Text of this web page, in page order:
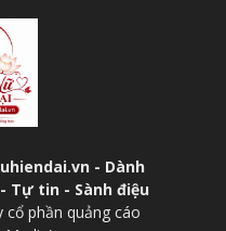
- Dành
Tự tin - Sành điệu
phần quảng cáo